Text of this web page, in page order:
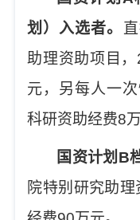
划）入选者。
助理资助项目，
元，另每人一
科研资助经费8
国资计划 B
院特别研究助理